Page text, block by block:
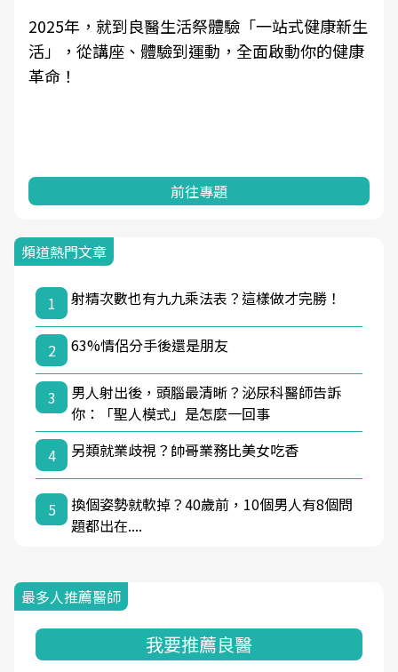
2025年，就到良醫生活祭體驗「一站式健康新生
活」，從講座、體驗到運動，全面啟動你的健康
革命！
前往專題
頻道熱門文章
1 射精次數也有九九乘法表？這樣做才完勝！
2 63%情侶分手後還是朋友
3
男人射出後，頭腦最清晰？泌尿科醫師告訴
你：「聖人模式」是怎麼一回事
4
另類就業歧視？帥哥業務比美女吃香
5
換個姿勢就軟掉？40歲前，10個男人有8個問
題都出在....
最多人推薦醫師
我要推薦良醫